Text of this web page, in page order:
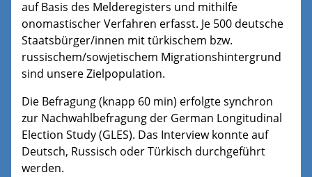
auf Basis des Melderegisters und mithilfe
onomastischer Verfahren erfasst. Je 500 deutsche
Staatsbürger/innen mit türkischem bzw.
russischem/sowjetischem Migrationshintergrund
sind unsere Zielpopulation.
Die Befragung (knapp 60 min) erfolgte synchron
zur Nachwahlbefragung der German Longitudinal
Election Study (GLES). Das Interview konnte auf
Deutsch, Russisch oder Türkisch durchgeführt
werden.